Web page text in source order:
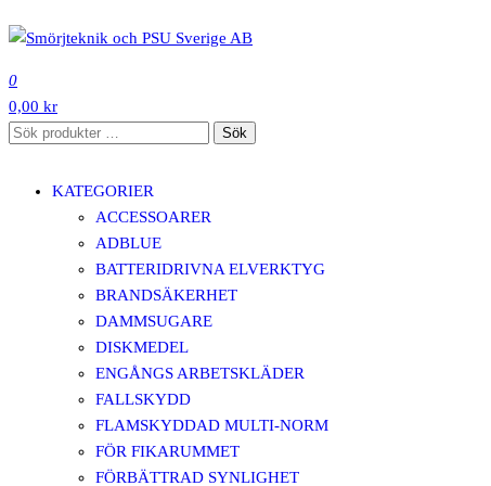
till
innehåll
0
0,00 kr
Sök
Sök
KATEGORIER
ACCESSOARER
ADBLUE
BATTERIDRIVNA ELVERKTYG
BRANDSÄKERHET
DAMMSUGARE
DISKMEDEL
ENGÅNGS ARBETSKLÄDER
FALLSKYDD
FLAMSKYDDAD MULTI-NORM
FÖR FIKARUMMET
FÖRBÄTTRAD SYNLIGHET